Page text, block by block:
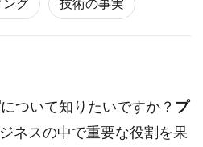
ング 技術の事実
について知りたいですか？ プ
ネスの中で重要な役割を果